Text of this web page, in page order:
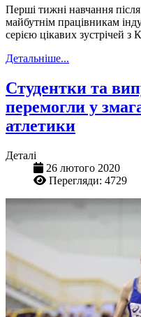
Перші тижні навчання
майбутнім працівникам
серією цікавих зустрічей
Детальніше...
Студентки та
перемогли у
атлетики
Деталі
26 лютого 2020
Перегляди: 4729